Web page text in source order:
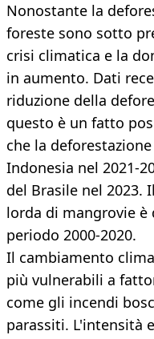
Nonostante la
foreste sono sotto
crisi climatica e la
in aumento. Dati
riduzione della
questo è un fatto
che la
Indonesia nel 2021-
del Brasile nel 2023.
lorda di mangrovie
periodo 2000-2020.
Il cambiamento
più vulnerabili a
come gli incendi
parassiti. L'intensità